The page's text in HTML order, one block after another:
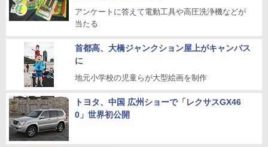
アンケートに答えて電動工具や高圧洗浄機などが
当たる
首都高、大橋ジャンクション屋上がキャンバス
に
地元小学校の児童らが大型絵画を制作
トヨタ、中国 広州ショーで「レクサスGX46
0」世界初公開